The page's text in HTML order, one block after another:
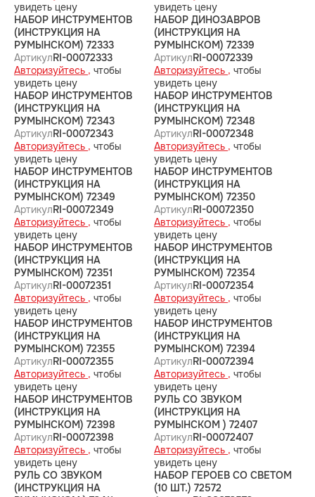
увидеть цену
увидеть цену
НАБОР ИНСТРУМЕНТОВ
(ИНСТРУКЦИЯ НА
РУМЫНСКОМ) 72333
АртикулRI-00072333
Авторизуйтесь , чтобы
увидеть цену
НАБОР ДИНОЗАВРОВ
(ИНСТРУКЦИЯ НА
РУМЫНСКОМ) 72339
АртикулRI-00072339
Авторизуйтесь , чтобы
увидеть цену
НАБОР ИНСТРУМЕНТОВ
(ИНСТРУКЦИЯ НА
РУМЫНСКОМ) 72343
АртикулRI-00072343
Авторизуйтесь , чтобы
увидеть цену
НАБОР ИНСТРУМЕНТОВ
(ИНСТРУКЦИЯ НА
РУМЫНСКОМ) 72348
АртикулRI-00072348
Авторизуйтесь , чтобы
увидеть цену
НАБОР ИНСТРУМЕНТОВ
(ИНСТРУКЦИЯ НА
РУМЫНСКОМ) 72349
АртикулRI-00072349
Авторизуйтесь , чтобы
увидеть цену
НАБОР ИНСТРУМЕНТОВ
(ИНСТРУКЦИЯ НА
РУМЫНСКОМ) 72350
АртикулRI-00072350
Авторизуйтесь , чтобы
увидеть цену
НАБОР ИНСТРУМЕНТОВ
(ИНСТРУКЦИЯ НА
РУМЫНСКОМ) 72351
АртикулRI-00072351
Авторизуйтесь , чтобы
увидеть цену
НАБОР ИНСТРУМЕНТОВ
(ИНСТРУКЦИЯ НА
РУМЫНСКОМ) 72354
АртикулRI-00072354
Авторизуйтесь , чтобы
увидеть цену
НАБОР ИНСТРУМЕНТОВ
(ИНСТРУКЦИЯ НА
РУМЫНСКОМ) 72355
АртикулRI-00072355
Авторизуйтесь , чтобы
увидеть цену
НАБОР ИНСТРУМЕНТОВ
(ИНСТРУКЦИЯ НА
РУМЫНСКОМ) 72394
АртикулRI-00072394
Авторизуйтесь , чтобы
увидеть цену
НАБОР ИНСТРУМЕНТОВ
(ИНСТРУКЦИЯ НА
РУМЫНСКОМ) 72398
АртикулRI-00072398
Авторизуйтесь , чтобы
увидеть цену
РУЛЬ СО ЗВУКОМ
(ИНСТРУКЦИЯ НА
РУМЫНСКОМ ) 72407
АртикулRI-00072407
Авторизуйтесь , чтобы
увидеть цену
РУЛЬ СО ЗВУКОМ
(ИНСТРУКЦИЯ НА
НАБОР ГЕРОЕВ СО СВЕТОМ
(10 ШТ.) 72572